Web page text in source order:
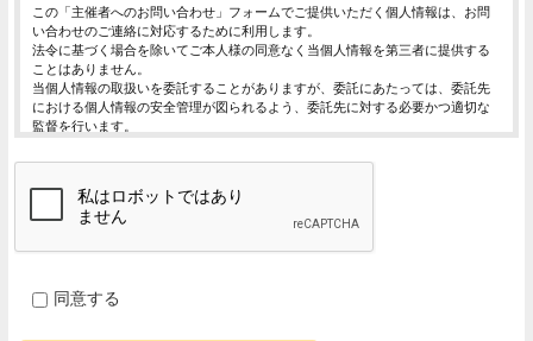
この「主催者へのお問い合わせ」フォームでご提供いただく個人情報は、お問
い合わせのご連絡に対応するために利用します。
法令に基づく場合を除いてご本人様の同意なく当個人情報を第三者に提供する
ことはありません。
当個人情報の取扱いを委託することがありますが、委託にあたっては、委託先
における個人情報の安全管理が図られるよう、委託先に対する必要かつ適切な
監督を行います。
止・消去および第三者への提供の停止（「開示等」といいます。）を受け付け
開示等の求めは、以下の「個人情報苦情及び相談窓口」で受け付けます。
ご入力頂く情報の提供は任意となっております。ただし、正確な情報をご提供
当ホームページではご利用状況の統計調査のためクッキー等を用いております
個人情報保護管理者
同意する